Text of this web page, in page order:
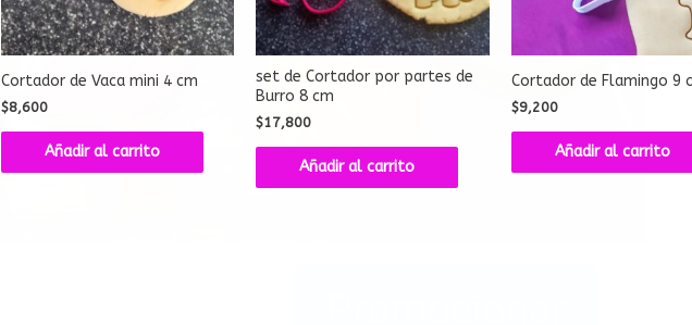
Cortador de Vaca mini 4 cm
$8,600
Añadir al carrito
set de Cortador por partes de
Burro 8 cm
$17,800
Añadir al carrito
Cortador de Flamingo 9
$9,200
Añadir al carrito